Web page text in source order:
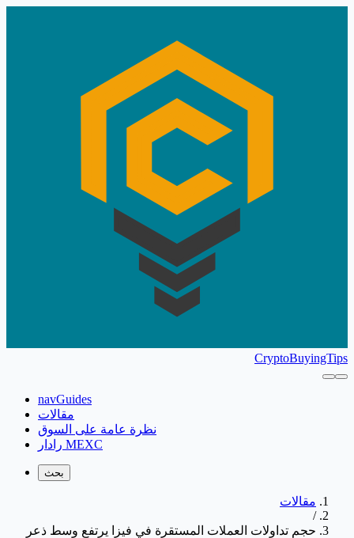
CryptoBuyingTips
navGuides
مقالات
نظرة عامة على السوق
رادار MEXC
بحث
مقالات
/
حجم تداولات العملات المستقرة في فيزا يرتفع وسط ذعر